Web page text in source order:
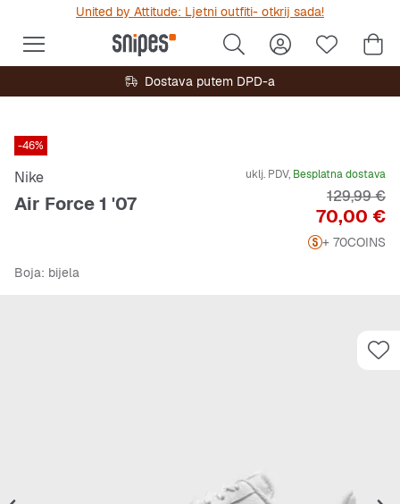
United by Attitude: Ljetni outfiti- otkrij sada!
Dostava putem DPD-a
-46%
Nike
Air Force 1 '07
uklj. PDV, Besplatna dostava
Cijena
70,00 €
Originalna
129,99 €
+ 70COINS
Boja: bijela